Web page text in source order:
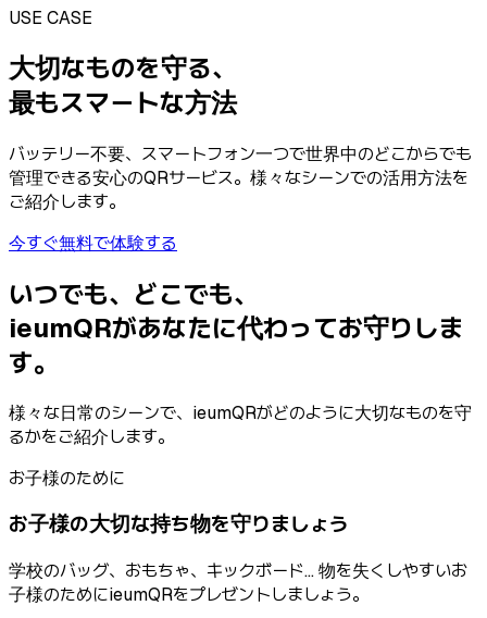
USE CASE
大切なものを守る、
最もスマートな方法
バッテリー不要、スマートフォン一つで世界中のどこからでも
管理できる安心のQRサービス。様々なシーンでの活用方法を
ご紹介します。
今すぐ無料で体験する
いつでも、どこでも、
ieumQRがあなたに代わってお守りしま
す。
様々な日常のシーンで、ieumQRがどのように大切なものを守
るかをご紹介します。
お子様のために
お子様の大切な持ち物を守りましょう
学校のバッグ、おもちゃ、キックボード... 物を失くしやすいお
子様のためにieumQRをプレゼントしましょう。